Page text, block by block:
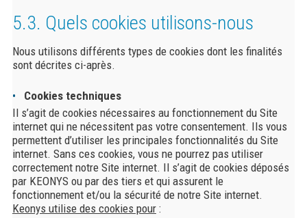
5.3. Quels cookies utilisons-nous
Nous utilisons différents types de cookies dont les finalités
sont décrites ci-après.
Cookies techniques
Il s’agit de cookies nécessaires au fonctionnement du Site
internet qui ne nécessitent pas votre consentement. Ils vous
permettent d’utiliser les principales fonctionnalités du Site
internet. Sans ces cookies, vous ne pourrez pas utiliser
correctement notre Site internet. Il s’agit de cookies déposés
par KEONYS ou par des tiers et qui assurent le
fonctionnement et/ou la sécurité de notre Site internet.
Keonys utilise des cookies pour: